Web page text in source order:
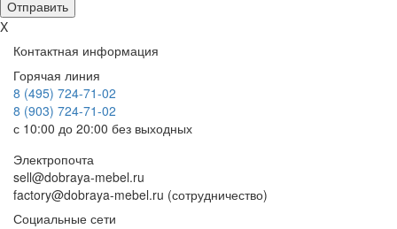
X
Контактная информация
Горячая линия
8 (495) 724-71-02
8 (903) 724-71-02
с 10:00 до 20:00 без выходных
Электропочта
sell@dobraya-mebel.ru
factory@dobraya-mebel.ru (сотрудничество)
Социальные сети